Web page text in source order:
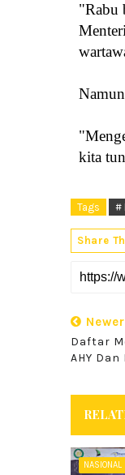
"Rabu
kita
Tags #
Share
Daftar
AHY
NASIONAL